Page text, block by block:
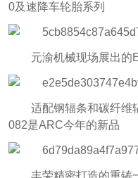
0及速降车轮胎系列
元渝机械现场展出的
适配钢辐条和碳纤维
082是ARC今年的新品
丰荣精密打造的重铸